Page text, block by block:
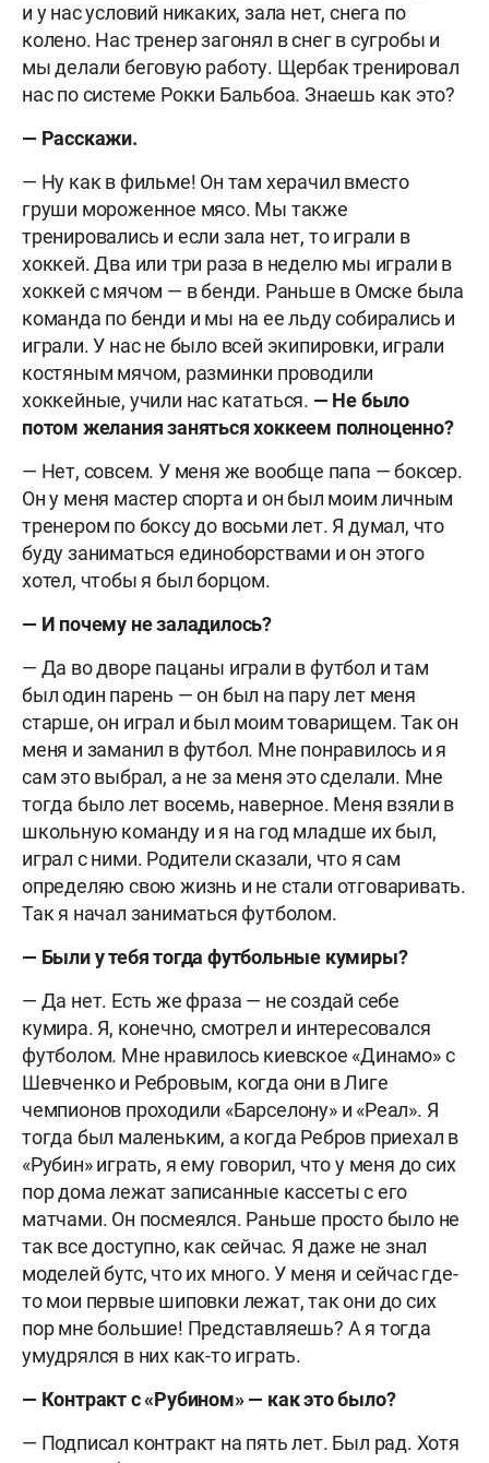
и у нас условий никаких, зала нет, снега по
колено. Нас тренер загонял в снег в сугробы и
мы делали беговую работу. Щербак тренировал
нас по системе Рокки Бальбоа. Знаешь как это?
— Расскажи.
— Ну как в фильме! Он там херачил вместо
груши мороженное мясо. Мы также
тренировались и если зала нет, то играли в
хоккей. Два или три раза в неделю мы играли в
хоккей с мячом — в бенди. Раньше в Омске была
команда по бенди и мы на ее льду собирались и
играли. У нас не было всей экипировки, играли
костяным мячом, разминки проводили
хоккейные, учили нас кататься. — Не было
потом желания заняться хоккеем полноценно?
— Нет, совсем. У меня же вообще папа — боксер.
Он у меня мастер спорта и он был моим личным
тренером по боксу до восьми лет. Я думал, что
буду заниматься единоборствами и он этого
хотел, чтобы я был борцом.
— И почему не заладилось?
— Да во дворе пацаны играли в футбол и там
был один парень — он был на пару лет меня
старше, он играл и был моим товарищем. Так он
меня и заманил в футбол. Мне понравилось и я
сам это выбрал, а не за меня это сделали. Мне
тогда было лет восемь, наверное. Меня взяли в
школьную команду и я на год младше их был,
играл с ними. Родители сказали, что я сам
определяю свою жизнь и не стали отговаривать.
Так я начал заниматься футболом.
— Были у тебя тогда футбольные кумиры?
— Да нет. Есть же фраза — не создай себе
кумира. Я, конечно, смотрел и интересовался
футболом. Мне нравилось киевское «Динамо» с
Шевченко и Ребровым, когда они в Лиге
чемпионов проходили «Барселону» и «Реал». Я
тогда был маленьким, а когда Ребров приехал в
«Рубин» играть, я ему говорил, что у меня до сих
пор дома лежат записанные кассеты с его
матчами. Он посмеялся. Раньше просто было не
так все доступно, как сейчас. Я даже не знал
моделей бутс, что их много. У меня и сейчас где-
то мои первые шиповки лежат, так они до сих
пор мне большие! Представляешь? А я тогда
умудрялся в них как-то играть.
— Контракт с «Рубином» — как это было?
— Подписал контракт на пять лет. Был рад. Хотя